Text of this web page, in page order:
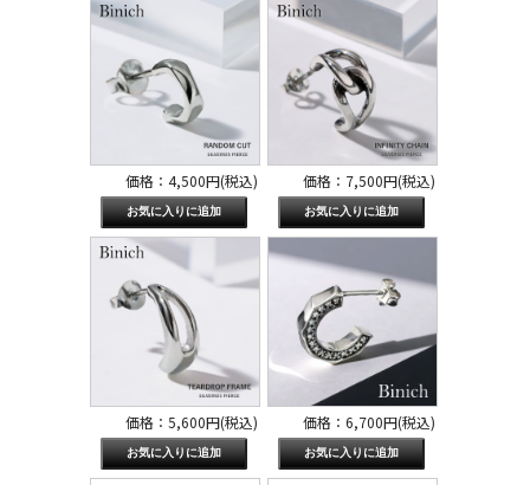
価格：4,500円(税込) 価格：7,500円(税込)
価格：5,600円(税込) 価格：6,700円(税込)